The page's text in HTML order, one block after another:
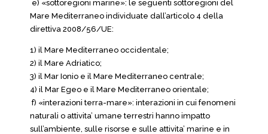
e) «sottoregioni marine»: le seguenti sottoregioni del
Mare Mediterraneo individuate dall’articolo 4 della
direttiva 2008/56/UE:
1) il Mare Mediterraneo occidentale;
2) il Mare Adriatico;
3) il Mar Ionio e il Mare Mediterraneo centrale;
4) il Mar Egeo e il Mare Mediterraneo orientale;
f) «interazioni terra-mare»: interazioni in cui fenomeni
naturali o attivita’ umane terrestri hanno impatto
sull’ambiente, sulle risorse e sulle attivita’ marine e in